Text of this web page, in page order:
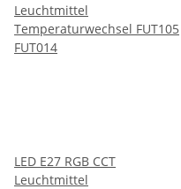
LED E27 RGB CCT
Leuchtmittel